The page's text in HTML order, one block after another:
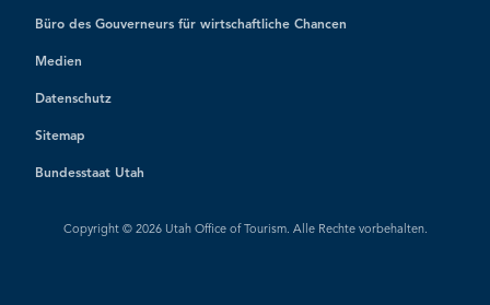
Büro des Gouverneurs für wirtschaftliche Chancen
Medien
Datenschutz
Sitemap
Bundesstaat Utah
Copyright © 2026 Utah Office of Tourism. Alle Rechte vorbehalten.